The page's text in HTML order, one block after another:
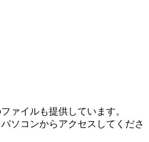
ァイルも提供しています。
ソコンからアクセスしてくださ